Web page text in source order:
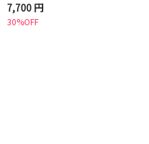
7,700 円
30%OFF